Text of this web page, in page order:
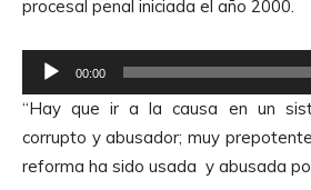
procesal penal iniciada el año 2000.
e
p
r
o
00:00
“Hay que ir a la causa en un
corrupto y abusador; muy
reforma ha sido usada y abusada